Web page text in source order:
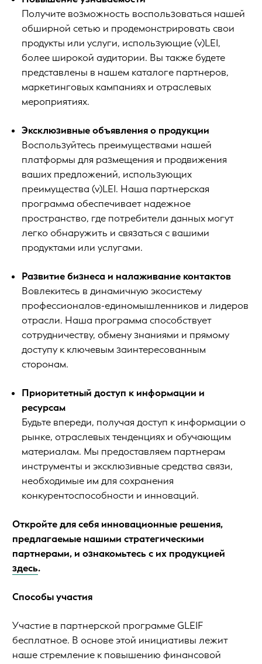
Получите возможность воспользоваться нашей
обширной сетью и продемонстрировать свои
продукты или услуги, использующие (v)LEI,
более широкой аудитории. Вы также будете
представлены в нашем каталоге партнеров,
маркетинговых кампаниях и отраслевых
мероприятиях.
Эксклюзивные объявления о продукции
Воспользуйтесь преимуществами нашей
платформы для размещения и продвижения
ваших предложений, использующих
преимущества (v)LEI. Наша партнерская
программа обеспечивает надежное
пространство, где потребители данных могут
легко обнаружить и связаться с вашими
продуктами или услугами.
Развитие бизнеса и налаживание контактов
Вовлекитесь в динамичную экосистему
профессионалов-единомышленников и лидеров
отрасли. Наша программа способствует
сотрудничеству, обмену знаниями и прямому
доступу к ключевым заинтересованным
сторонам.
Приоритетный доступ к информации и
ресурсам
Будьте впереди, получая доступ к информации о
рынке, отраслевых тенденциях и обучающим
материалам. Мы предоставляем партнерам
инструменты и эксклюзивные средства связи,
необходимые им для сохранения
конкурентоспособности и инноваций.
Откройте для себя инновационные решения,
предлагаемые нашими стратегическими
партнерами, и ознакомьтесь с их продукцией
здесь.
Способы участия
Участие в партнерской программе GLEIF
бесплатное. В основе этой инициативы лежит
наше стремление к повышению финансовой